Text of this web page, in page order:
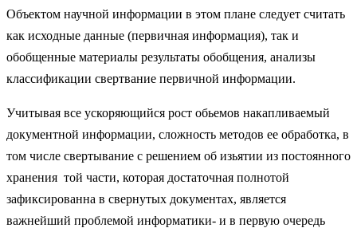
Объектом научной информации в этом плане следует считать
как исходные данные (первичная информация), так и
обобщенные материалы результаты обобщения, анализы
классификации свертвание первичной информации.
Учитывая все ускоряющийся рост обьемов накапливаемый
документной информации, сложность методов ее обработка, в
том числе свертывание с решением об изьятии из постоянного
хранения той части, которая достаточная полнотой
зафиксированна в свернутых документах, является
важнейший проблемой информатики- и в первую очередь